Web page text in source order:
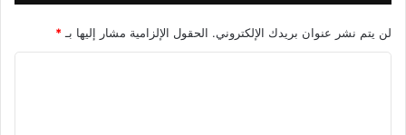
لن يتم نشر عنوان بريدك الإلكتروني. الحقول الإلزامية مشار إليها بـ *